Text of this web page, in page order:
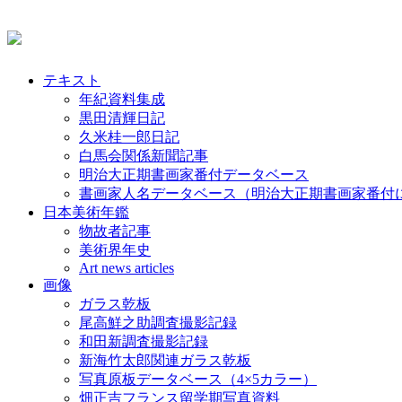
テキスト
年紀資料集成
黒田清輝日記
久米桂一郎日記
白馬会関係新聞記事
明治大正期書画家番付データベース
書画家人名データベース（明治大正期書画家番付
日本美術年鑑
物故者記事
美術界年史
Art news articles
画像
ガラス乾板
尾高鮮之助調査撮影記録
和田新調査撮影記録
新海竹太郎関連ガラス乾板
写真原板データベース（4×5カラー）
畑正吉フランス留学期写真資料